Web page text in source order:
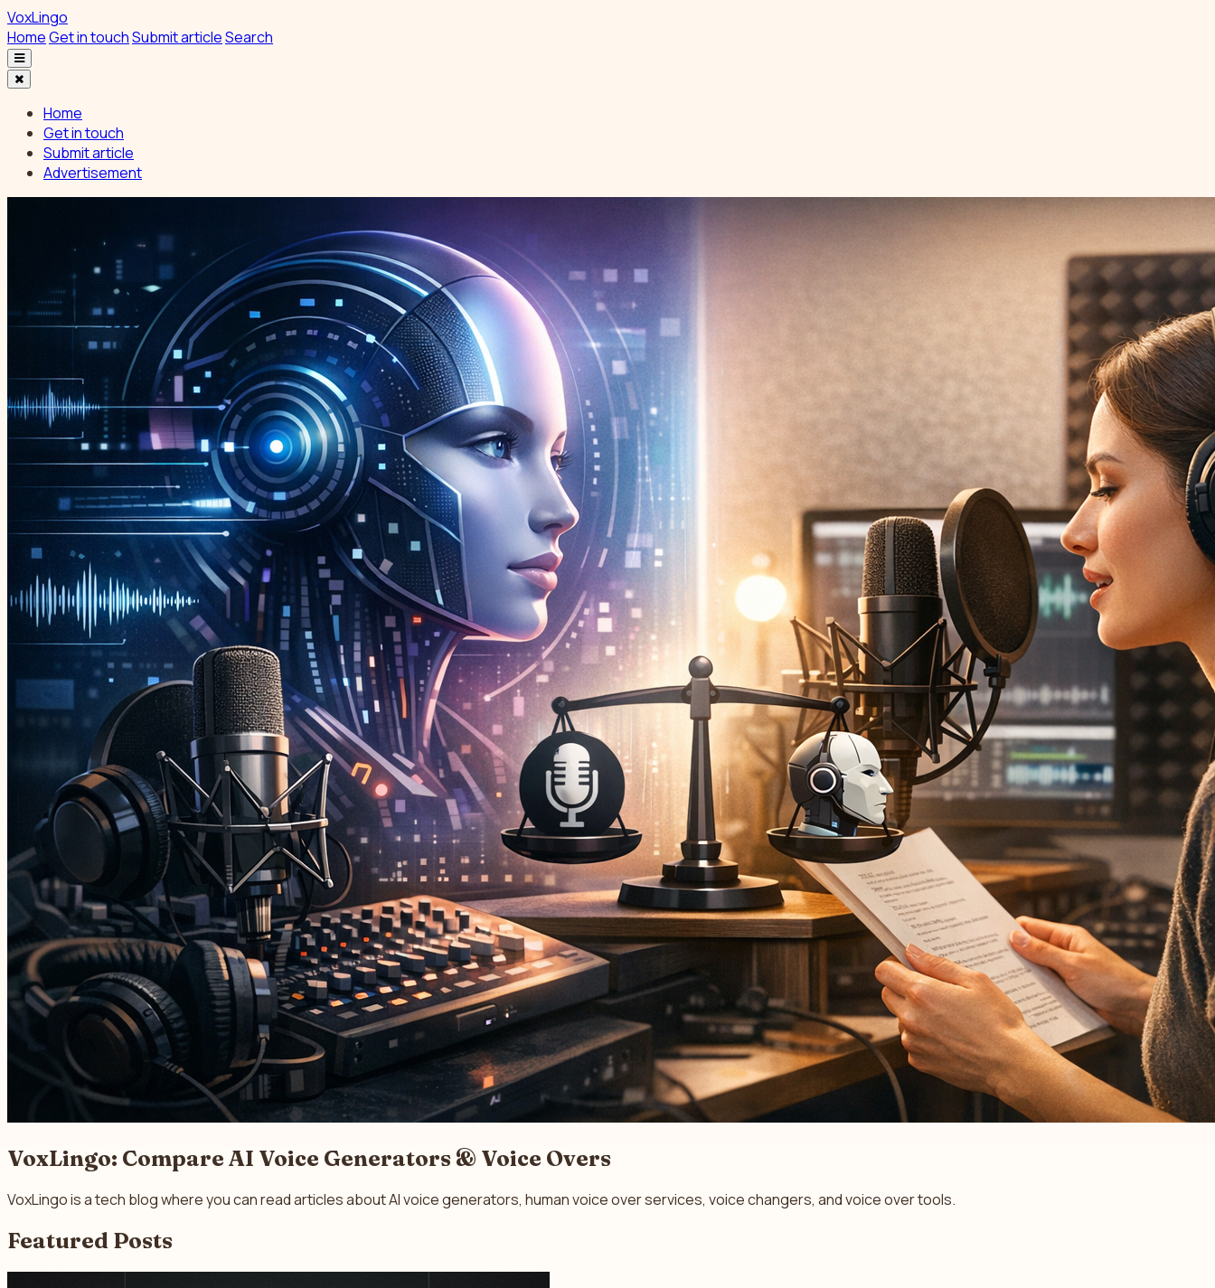
VoxLingo
HomeGet in touchSubmit articleSearch
Home
Get in touch
Submit article
Advertisement
VoxLingo: Compare AI Voice Generators & Voice Overs
VoxLingo is a tech blog where you can read articles about AI voice generators, human voice over services, voice changers, and voice over tools.
Featured Posts